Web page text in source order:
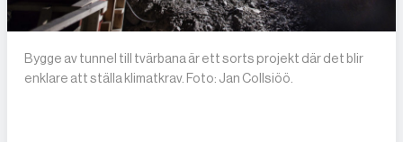
Bygge av tunnel till tvärbana är ett sorts projekt där det blir
enklare att ställa klimatkrav. Foto: Jan Collsiöö.